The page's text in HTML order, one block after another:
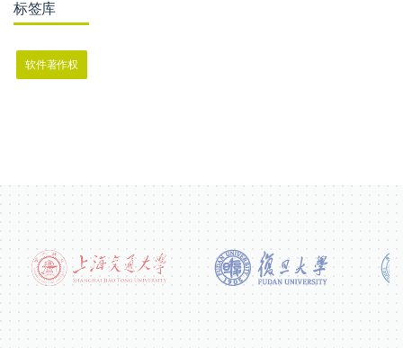
标签库
软件著作权